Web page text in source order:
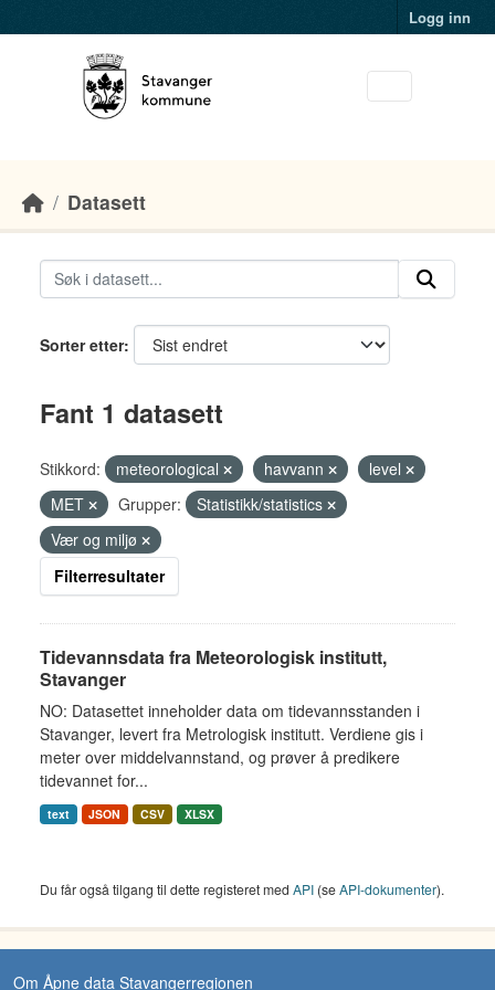
Logg inn
Datasett
Sorter etter
Fant 1 datasett
Stikkord: meteorological havvann
level
MET
Grupper:
Statistikk/statistics
Vær og miljø
Filterresultater
Tidevannsdata fra Meteorologisk institutt,
Stavanger
NO: Datasettet inneholder data om tidevannsstanden i
Stavanger, levert fra Metrologisk institutt. Verdiene gis i
meter over middelvannstand, og prøver å predikere
tidevannet for...
text JSON CSV XLSX
Du får også tilgang til dette registeret med API (seAPI-dokumenter).
Om Åpne data Stavangerregionen